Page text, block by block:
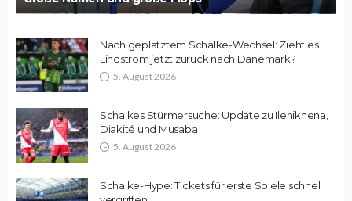
Nach geplatztem Schalke-Wechsel: Zieht es
Lindström jetzt zurück nach Dänemark?
5. August 2026
Schalkes Stürmersuche: Update zu Ilenikhena,
Diakité und Musaba
5. August 2026
Schalke-Hype: Tickets für erste Spiele schnell